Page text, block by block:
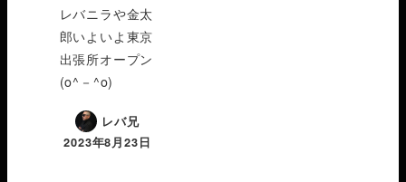
レバニラや金太
郎いよいよ東京
出張所オープン
(o^－^o)
レバ兄
2023年8月23日